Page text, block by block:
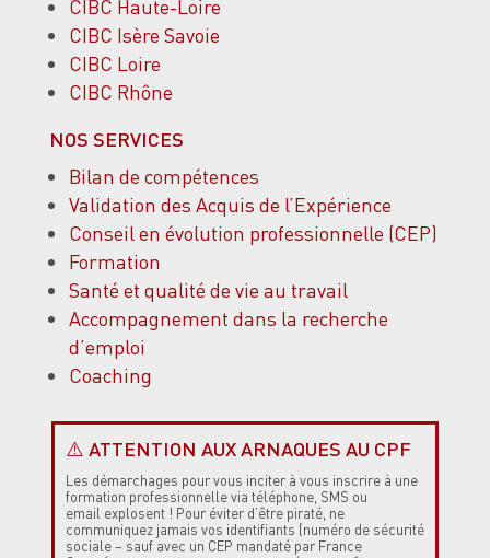
CIBC Haute-Loire
CIBC Isère Savoie
CIBC Loire
CIBC Rhône
NOS SERVICES
Bilan de compétences
Validation des Acquis de l’Expérience
Conseil en évolution professionnelle (CEP)
Formation
Santé et qualité de vie au travail
Accompagnement dans la recherche
d’emploi
Coaching
⚠️ ATTENTION AUX ARNAQUES AU CPF
Les démarchages pour vous inciter à vous inscrire à une
formation professionnelle via téléphone, SMS ou
email explosent ! Pour éviter d’être piraté, ne
communiquez jamais vos identifiants (numéro de sécurité
sociale – sauf avec un CEP mandaté par France